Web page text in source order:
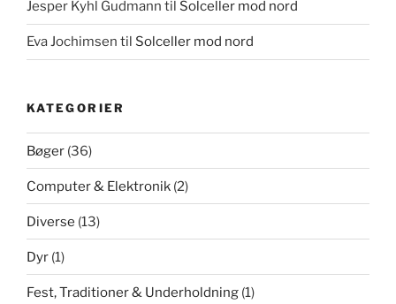
Jesper Kyhl Gudmann til Solceller mod nord
Eva Jochimsen til Solceller mod nord
KATEGORIER
Bøger (36)
Computer & Elektronik (2)
Diverse (13)
Dyr (1)
Fest, Traditioner & Underholdning (1)